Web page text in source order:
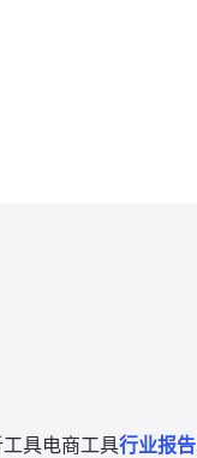
具电商工具行业报告